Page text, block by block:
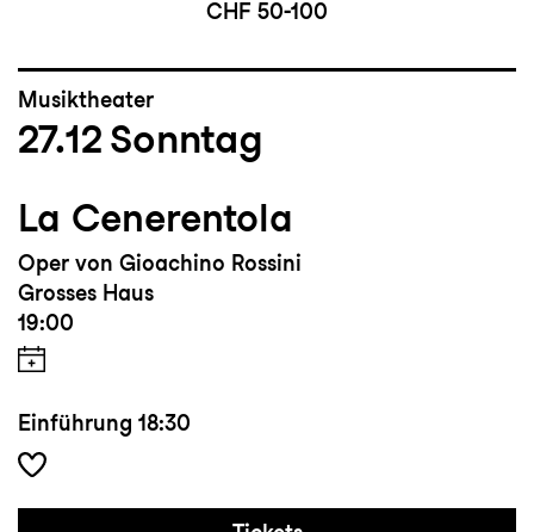
CHF 50-100
Musiktheater
27.12 Sonntag
La Cenerentola
Oper von Gioachino Rossini
Grosses Haus
19:00
Einführung 18:30